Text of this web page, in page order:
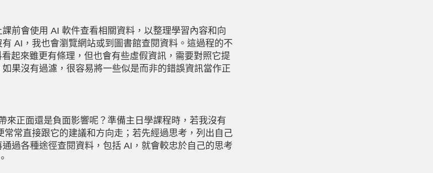
前會使用 AI 軟件查看相關資料，以整理學習內容和向
有 AI ，我也會瀏覽網站或到圖書館查閱資料。這過程的不
起來雖更有條理，但也會有些虛假資訊，需要對照它提
果沒有過濾，很容易將一些似是而非的錯誤資訊當作正
來正面還是負面影響呢？準備主日學課程時，若我沒有
常常直接跟它的建議和方向走；若先經過思考，列出自己
過各種途徑查閱資料，包括 AI ，就會較忠於自己的思考